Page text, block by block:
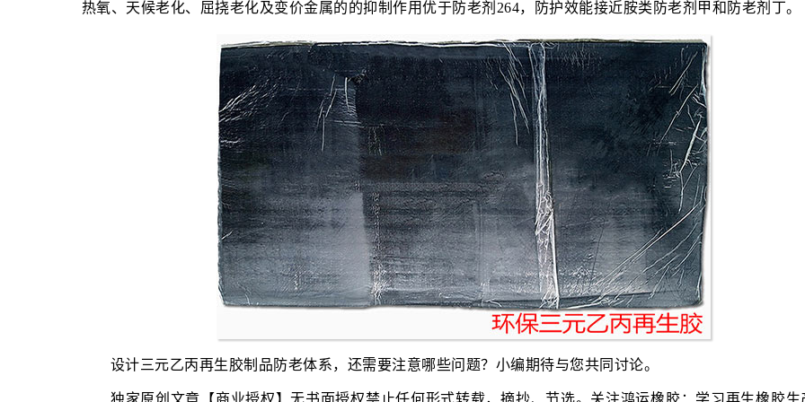
热氧、天候老化、屈挠老化及变价金属的的抑制作用优于防老剂264，防护效能接近胺类防老剂甲和防老剂丁。
设计三元乙丙再生胶制品防老体系，还需要注意哪些问题？小编期待与您共同讨论。
独家原创文章【商业授权】无书面授权禁止任何形式转载，摘抄、节选。关注鸿运橡胶：学习再生橡胶生